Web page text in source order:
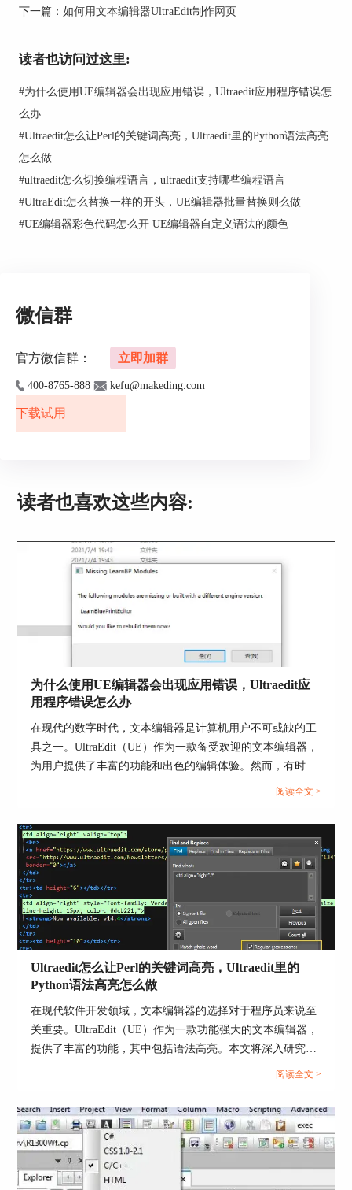
3、在左侧导航中选择“自动完成>>智能提示>>高
级”，然后在右面看到许多可选框。这里除了第三
4、在左侧导航中选择“编辑器显示>>代码折叠”，
然后在右面出现八个选项，这里可以根据自己平时
选中的设置。
图4 代码折叠配置
选择，如“自动缩进”、“自动缩进换行”等等，这些
图5 代码格式化设置
二、关于代码高亮的设置
1、在“编辑器显示>>语法高亮”中就可以对代码进
称”会默认显示为UE安装路径的wordfiles目录，若
此处为空或导入其他格式文件，则可以在最右边的
按钮中进行更改。
下面的“启用语法彩色显示”默认是选中的，“突出
下一篇： 如何用文本编辑器UltraEdit制作网页
读者也访问过这里:
#为什么使用UE编辑器会出现应用错误，Ultraedit应用程序错误怎
么办
#Ultraedit怎么让Perl的关键词高亮，Ultraedit里的Python语法高亮
怎么做
#ultraedit怎么切换编程语言，ultraedit支持哪些编程语言
#UltraEdit怎么替换一样的开头，UE编辑器批量替换则么做
#UE编辑器彩色代码怎么开 UE编辑器自定义语法的颜色
微信群
官方微信群： 立即加群
400-8765-888 kefu@makeding.com
下载试用
读者也喜欢这些内容:
为什么使用UE编辑器会出现应用错误，Ultraedit应
用程序错误怎么办
在现代的数字时代，文本编辑器是计算机用户不可或缺的工
具之一。UltraEdit（UE）作为一款备受欢迎的文本编辑器，
为用户提供了丰富的功能和出色的编辑体验。然而，有时用
户可能会遇到应用程序错误的问题，这不仅影响了工作效
会出现应用错误，Ultraedit应用程序错误怎么办。同时，我
们还将分享一些防止UE编辑器报错的实用技巧，以确保你的
编辑体验始终顺畅无阻。...
阅读全文 >
Ultraedit怎么让Perl的关键词高亮，Ultraedit里的
Python语法高亮怎么做
在现代软件开发领域，文本编辑器的选择对于程序员来说至
关重要。UltraEdit（UE）作为一款功能强大的文本编辑器，
提供了丰富的功能，其中包括语法高亮。本文将深入研究如
何在UltraEdit中实现Perl关键词的高亮显示，以及如何设置
的好处。让我们一起来学习这些有关UltraEdit的技巧和优
势。...
阅读全文 >